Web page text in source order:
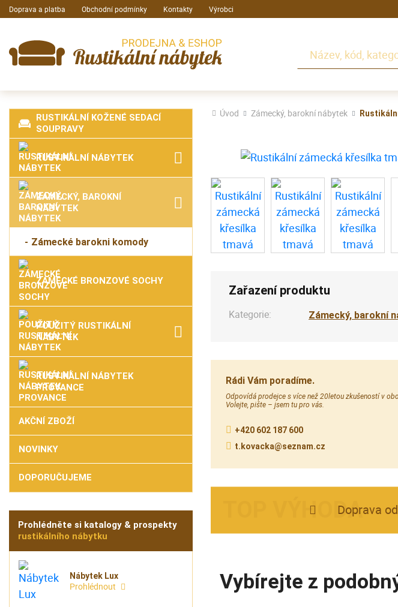
Doprava a platba Obchodní podmínky Kontakty Výrobci
Hledat
RUSTIKÁLNÍ KOŽENÉ SEDACÍ
SOUPRAVY
RUSTIKÁLNÍ NÁBYTEK
ZÁMECKÝ, BAROKNÍ
NÁBYTEK
Zámecké barokni komody
ZÁMECKÉ BRONZOVÉ SOCHY
POUŽITÝ RUSTIKÁLNÍ
NÁBYTEK
RUSTIKÁLNÍ NÁBYTEK
PROVANCE
AKČNÍ ZBOŽÍ
NOVINKY
DOPORUČUJEME
Prohlédněte si katalogy & prospekty
rustikálního nábytku
Nábytek Lux
Prohlédnout
Úvod Zámecký, barokní nábytek
Zařazení produktu
Kategorie: Zámecký, barokní
Rádi Vám poradíme.
Odpovídá prodejce s více než 20letou zkušeností v
Volejte, pište – jsem tu pro vás.
+420 602 187 600
t.kovacka@seznam.cz
Doprava
Vybírejte z